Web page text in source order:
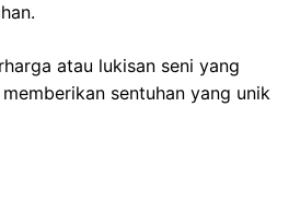
atau lukisan seni yang
sentuhan yang unik